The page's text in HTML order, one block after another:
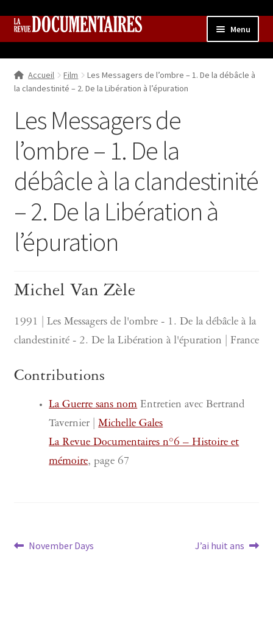
Aller
navigation
Aller
Menu
Qui sommes nous ?
Ouvrir
Contributions
enfant
Boutique
le
menu
Accueil Film
Les Messagers de l’ombre – 1. De la débâcle à
la clandestinité – 2. De la Libération à l’épuration
Les Messagers de
l’ombre – 1. De la
débâcle à la clandestinité
– 2. De la Libération à
l’épuration
Michel Van Zèle
1991 | Les Messagers de l'ombre - 1. De la débâcle à la
clandestinité - 2. De la Libération à l'épuration | France
Contributions
La Guerre sans nomEntretien avec Bertrand
Tavernier |Michelle Gales
La Revue Documentaires n°6 – Histoire et
mémoire, page 67
Navigation
Article
November Days
Article
J’ai huit ans